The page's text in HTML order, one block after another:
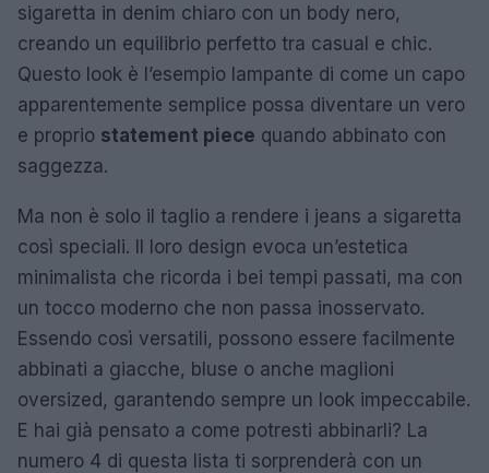
sigaretta in denim chiaro con un body nero,
creando un equilibrio perfetto tra casual e chic.
Questo look è l’esempio lampante di come un capo
apparentemente semplice possa diventare un vero
e proprio statement piece quando abbinato con
saggezza.
Ma non è solo il taglio a rendere i jeans a sigaretta
così speciali. Il loro design evoca un’estetica
minimalista che ricorda i bei tempi passati, ma con
un tocco moderno che non passa inosservato.
Essendo così versatili, possono essere facilmente
abbinati a giacche, bluse o anche maglioni
oversized, garantendo sempre un look impeccabile.
E hai già pensato a come potresti abbinarli? La
numero 4 di questa lista ti sorprenderà con un